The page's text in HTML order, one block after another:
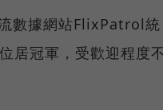
數據網站FlixPatrol統
居冠軍，受歡迎程度